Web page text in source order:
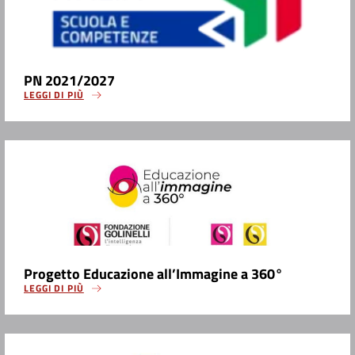
PN 2021/2027
LEGGI DI PIÙ
Progetto Educazione all’Immagine a 360°
LEGGI DI PIÙ